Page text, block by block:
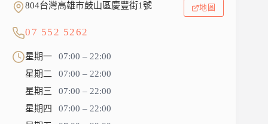
804台灣高雄市鼓山區慶豐街1號 地圖
07 552 5262
星期一
07:00 – 22:00
星期二
07:00 – 22:00
星期三
07:00 – 22:00
星期四
07:00 – 22:00